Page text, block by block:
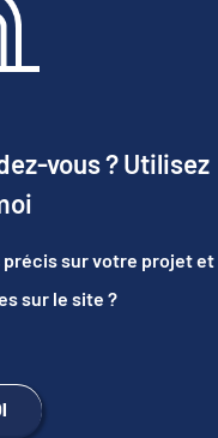
vous ? Utilisez
précis sur votre projet et
sur le site ?